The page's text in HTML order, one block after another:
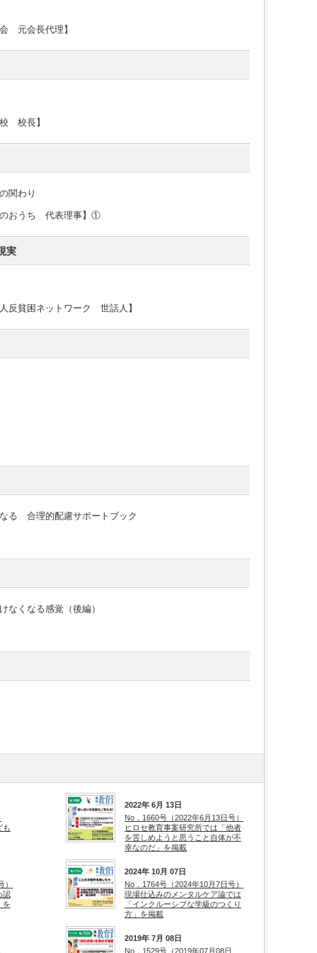
元会長代理】
校長】
関わり
のおうち 代表理事】①
実
反貧困ネットワーク 世話人】
る 合理的配慮サポートブック
くなる感覚（後編）
も
2022年 6月 13日
No．1660号（2022年6月13日号）
ヒロセ教育事案研究所では「他者
を苦しめようと思うこと自体が不
幸なのだ」を掲載
認
を
2024年 10月 07日
No．1764号（2024年10月7日号）
現場仕込みのメンタルケア論では
「インクルーシブな学級のつくり
方」を掲載
2019年 7月 08日
No．1529号（2019年07月08日